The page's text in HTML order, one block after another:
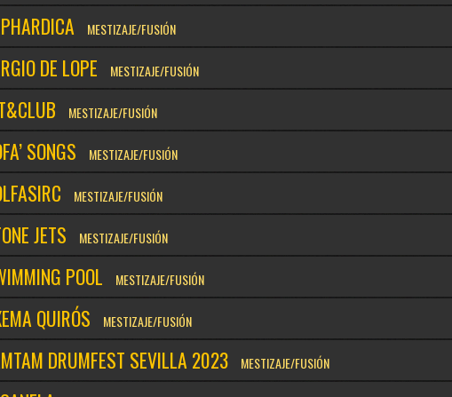
MESTIZAJE/FUSIÓN
DE LOPE MESTIZAJE/FUSIÓN
MESTIZAJE/FUSIÓN
SONGS MESTIZAJE/FUSIÓN
MESTIZAJE/FUSIÓN
JETS MESTIZAJE/FUSIÓN
POOL MESTIZAJE/FUSIÓN
QUIRÓS MESTIZAJE/FUSIÓN
DRUMFEST SEVILLA 2023 MESTIZAJE/FUSIÓN